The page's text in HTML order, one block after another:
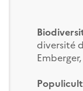
diversité